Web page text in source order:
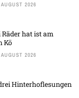
2026
hat ist am
Kö
2026
Hinterhoflesungen